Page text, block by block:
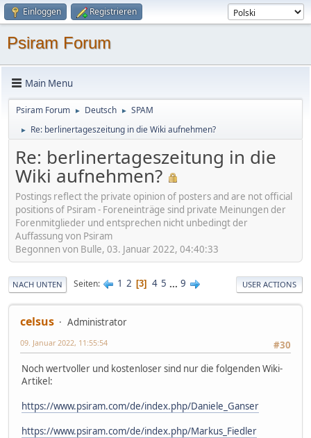
Einloggen Registrieren
Psiram Forum
Main Menu
Psiram Forum ► Deutsch ► SPAM
► Re: berlinertageszeitung in die Wiki aufnehmen?
Re: berlinertageszeitung in die
Wiki aufnehmen?
Postings reflect the private opinion of posters and are not official
positions of Psiram - Foreneinträge sind private Meinungen der
Forenmitglieder und entsprechen nicht unbedingt der
Auffassung von Psiram
Begonnen von Bulle, 03. Januar 2022, 04:40:33
NACH UNTEN Seiten 1 2 3 4 5 ... 9 USER ACTIONS
celsus
Administrator
#30
09. Januar 2022, 11:55:54
Noch wertvoller und kostenloser sind nur die folgenden Wiki-
Artikel:
https://www.psiram.com/de/index.php/Daniele_Ganser
https://www.psiram.com/de/index.php/Markus_Fiedler